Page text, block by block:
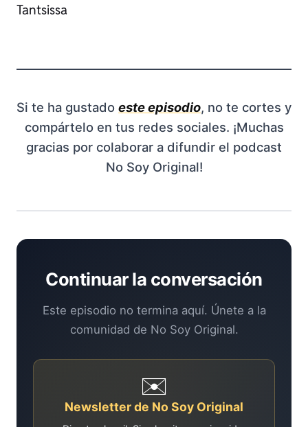
Tantsissa
Si te ha gustado este episodio, no te cortes y
compártelo en tus redes sociales. ¡Muchas
gracias por colaborar a difundir el podcast
No Soy Original!
Continuar la conversación
Este episodio no termina aquí. Únete a la
comunidad de No Soy Original.
✉️
Newsletter de No Soy Original